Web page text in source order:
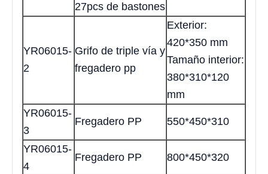
27pcs de bastones
YR06015-
2
Grifo de triple vía y
fregadero pp
Exterior:
420*350 mm
Tamaño interior:
380*310*120
mm
YR06015-
3
Fregadero PP 550*450*310
YR06015-
4
Fregadero PP 800*450*320